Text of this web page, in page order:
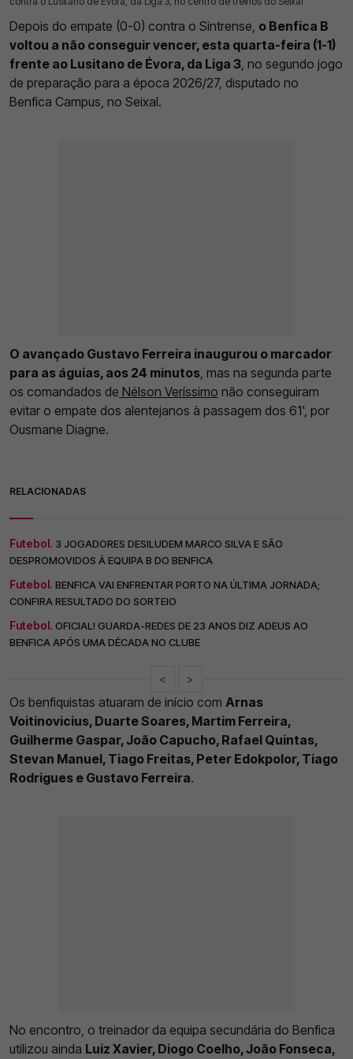
Depois do empate (0-0) contra o Sintrense, o Benfica B
voltou a não conseguir vencer, esta quarta-feira (1-1)
frente ao Lusitano de Évora, da Liga 3 , no segundo jogo
de preparação para a época 2026/27, disputado no
Benfica Campus, no Seixal.
O avançado Gustavo Ferreira inaugurou o marcador
para as águias, aos 24 minutos , mas na segunda parte
os comandados de Nélson Veríssimo não conseguiram
evitar o empate dos alentejanos à passagem dos 61', por
Ousmane Diagne.
RELACIONADAS
Futebol. 3 JOGADORES DESILUDEM MARCO SILVA E SÃO
DESPROMOVIDOS À EQUIPA B DO BENFICA
Futebol. BENFICA VAI ENFRENTAR PORTO NA ÚLTIMA JORNADA;
CONFIRA RESULTADO DO SORTEIO
Futebol. OFICIAL! GUARDA-REDES DE 23 ANOS DIZ ADEUS AO
BENFICA APÓS UMA DÉCADA NO CLUBE
< >
Os benfiquistas atuaram de início com Arnas
Voitinovicius, Duarte Soares, Martim Ferreira,
Guilherme Gaspar, João Capucho, Rafael Quintas,
Stevan Manuel, Tiago Freitas, Peter Edokpolor, Tiago
Rodrigues e Gustavo Ferreira.
No encontro, o treinador da equipa secundária do Benfica
utilizou ainda Luiz Xavier, Diogo Coelho, João Fonseca,